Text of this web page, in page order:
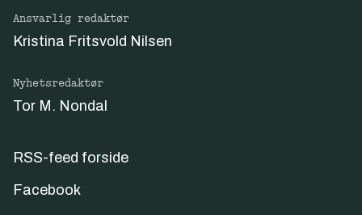
Ansvarlig redaktør
Kristina Fritsvold Nilsen
Nyhetsredaktør
Tor M. Nondal
RSS-feed forside
Facebook